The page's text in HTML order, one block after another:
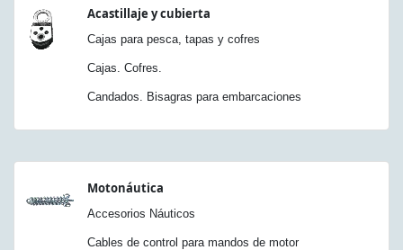
Acastillaje y cubierta
Cajas para pesca, tapas y cofres
Cajas. Cofres.
Candados. Bisagras para embarcaciones
Motonáutica
Accesorios Náuticos
Cables de control para mandos de motor